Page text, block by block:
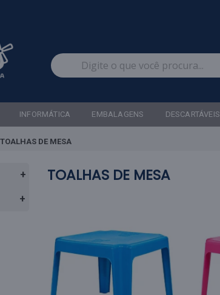
INFORMÁTICA EMBALAGENS DESCARTÁVEIS
TOALHAS DE MESA
+
+
TOALHAS DE MESA